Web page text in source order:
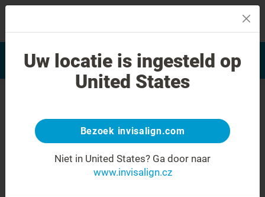
Hodnocení úsměvu
Najít poskytovatele léčby
Invisalign
Chyba 404
Přestaňte se mračit
Tato stránka není k dispozici, ale ostatní
Uw locatie is ingesteld op
United States
Bezoek invisalign.com
Niet in United States? Ga door naar
www.invisalign.cz